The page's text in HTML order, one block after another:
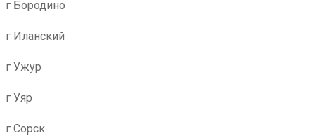
г Бородино
г Иланский
г Ужур
г Уяр
г Сорск